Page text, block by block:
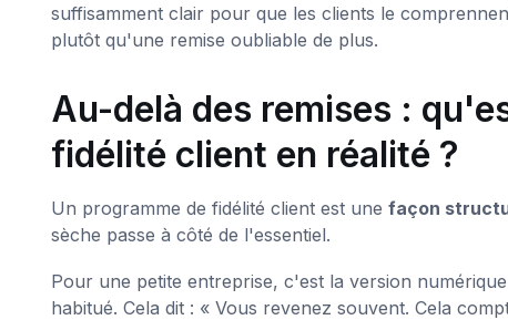
suffisamment clair pour que les clients le
plutôt qu'une remise oubliable de plus.
Au-delà des remises :
fidélité client en réalité ?
Un programme de fidélité client est une façon
sèche passe à côté de l'essentiel.
Pour une petite entreprise, c'est la version
habitué. Cela dit : « Vous revenez souvent. Cela